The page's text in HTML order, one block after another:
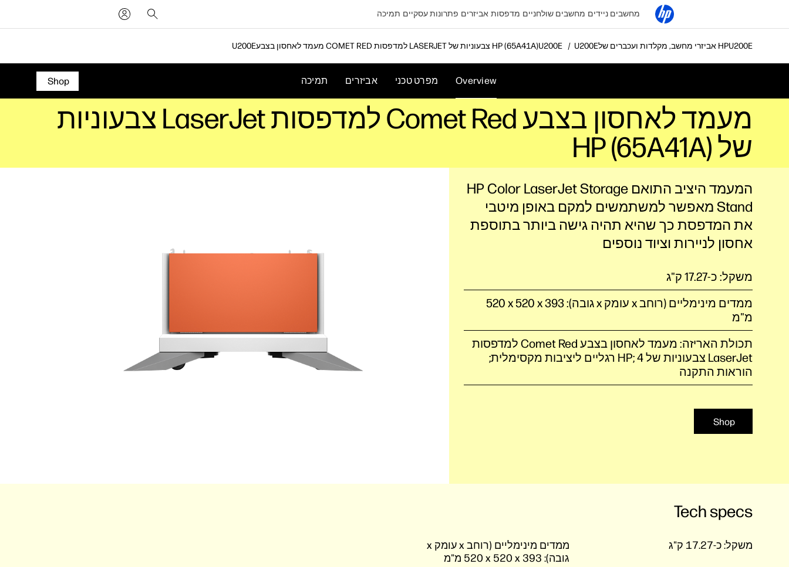
מחשבים ניידים מחשבים שולחניים מדפסות אביזרים פתרונות עסקיים תמיכה
אביזרי מחשב, מקלדות ועכברים של HP מעמד לאחסון בצבע COMET RED למדפסות LASERJET צבעוניות של HP (65A41A)
Overview מפרט טכני אביזרים תמיכה Shop
מעמד לאחסון בצבע Comet Red למדפסות LaserJet צבעוניות
של HP (65A41A)
המעמד היציב התואם HP Color LaserJet Storage
Stand מאפשר למשתמשים למקם באופן מיטבי
את המדפסת כך שהיא תהיה גישה ביותר בתוספת
אחסון לניירות וציוד נוספים
משקל: כ-17.27 ק"ג
ממדים מינימליים (רוחב x עומק x גובה): ‎520 x 520 x 393
מ"מ
תכולת האריזה: מעמד לאחסון בצבע Comet Red למדפסות
LaserJet צבעוניות של HP; 4 רגליים ליציבות מקסימלית;
הוראות התקנה
Shop
Tech specs
משקל:כ-17.27 ק"ג
ממדים מינימליים (רוחב x עומק x
גובה): ‎520 x 520 x 393 מ"מ